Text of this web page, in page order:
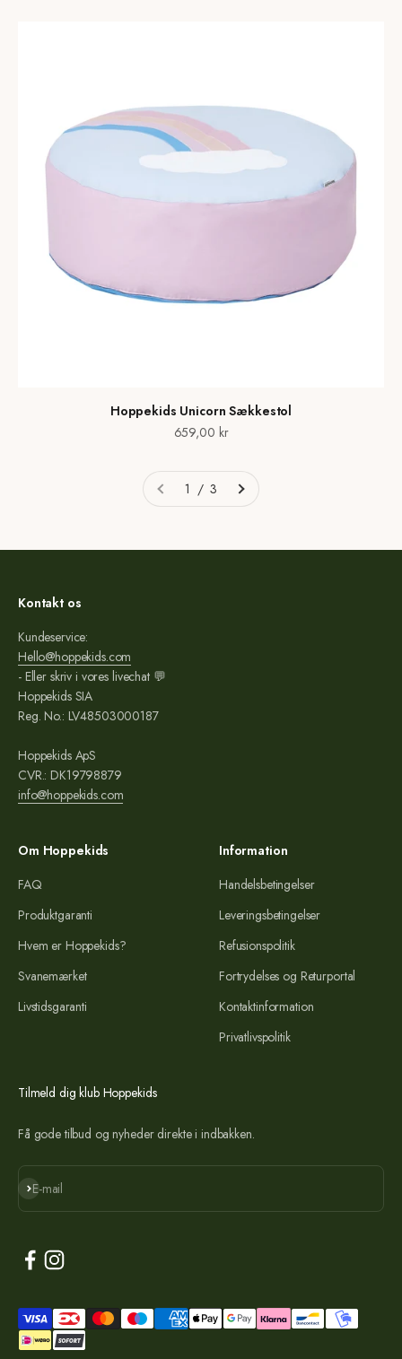
Hoppekids Unicorn Sækkestol
Salgspris
659,00 kr
1 / 3
Kontakt os
Kundeservice:
Hello@hoppekids.com
- Eller skriv i vores livechat 💬
Hoppekids SIA
Reg. No.: LV48503000187
Hoppekids ApS
CVR.: DK19798879
info@hoppekids.com
Om Hoppekids
FAQ
Produktgaranti
Hvem er Hoppekids?
Svanemærket
Livstidsgaranti
Information
Handelsbetingelser
Leveringsbetingelser
Refusionspolitik
Fortrydelses og Returportal
Kontaktinformation
Privatlivspolitik
Tilmeld dig klub Hoppekids
Få gode tilbud og nyheder direkte i indbakken.
E-mail
Abonnér